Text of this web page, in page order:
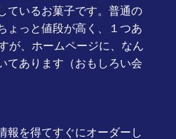
ているお菓子です。普通の
ょっと値段が高く、１つあ
が、ホームページに、なん
てあります（おもしろい会
報を得てすぐにオーダーし